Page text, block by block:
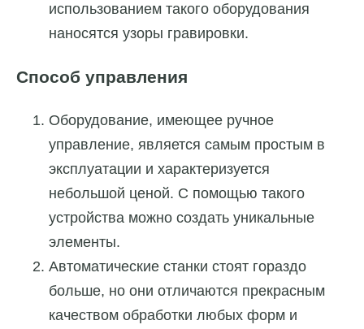
использованием такого оборудования
наносятся узоры гравировки.
Способ управления
Оборудование, имеющее ручное
управление, является самым простым в
эксплуатации и характеризуется
небольшой ценой. С помощью такого
устройства можно создать уникальные
элементы.
Автоматические станки стоят гораздо
больше, но они отличаются прекрасным
качеством обработки любых форм и